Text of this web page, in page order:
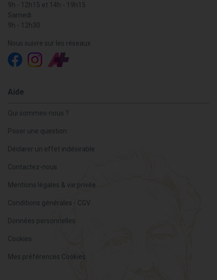
9h - 12h15 et 14h - 19h15
Samedi
9h - 12h30
Nous suivre sur les réseaux
Aide
Qui sommes-nous ?
Poser une question
Déclarer un effet indésirable
Contactez-nous
Mentions légales & vie privée
Conditions générales - CGV
Données personnelles
Cookies
Mes préférences Cookies